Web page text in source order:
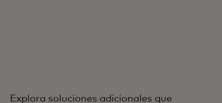
Explora soluciones adicionales que